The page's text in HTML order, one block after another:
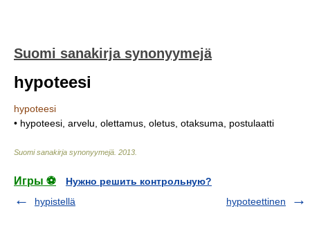
Suomi sanakirja synonyymejä
hypoteesi
hypoteesi
• hypoteesi, arvelu, olettamus, oletus, otaksuma, postulaatti
Suomi sanakirja synonyymejä 2013
Игры ⚽
Нужно решить контрольную?
hypistellä
hypoteettinen